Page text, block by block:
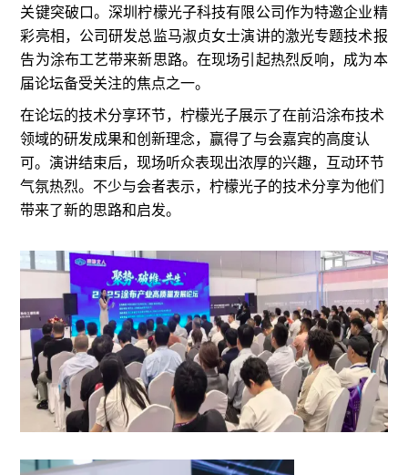
关键突破口。深圳柠檬光子科技有限公司作为特邀企业精
彩亮相，公司研发总监马淑贞女士演讲的激光专题技术报
告为涂布工艺带来新思路。在现场引起热烈反响，成为本
届论坛备受关注的焦点之一。
在论坛的技术分享环节，柠檬光子展示了在前沿涂布技术
领域的研发成果和创新理念，赢得了与会嘉宾的高度认
可。演讲结束后，现场听众表现出浓厚的兴趣，互动环节
气氛热烈。不少与会者表示，柠檬光子的技术分享为他们
带来了新的思路和启发。